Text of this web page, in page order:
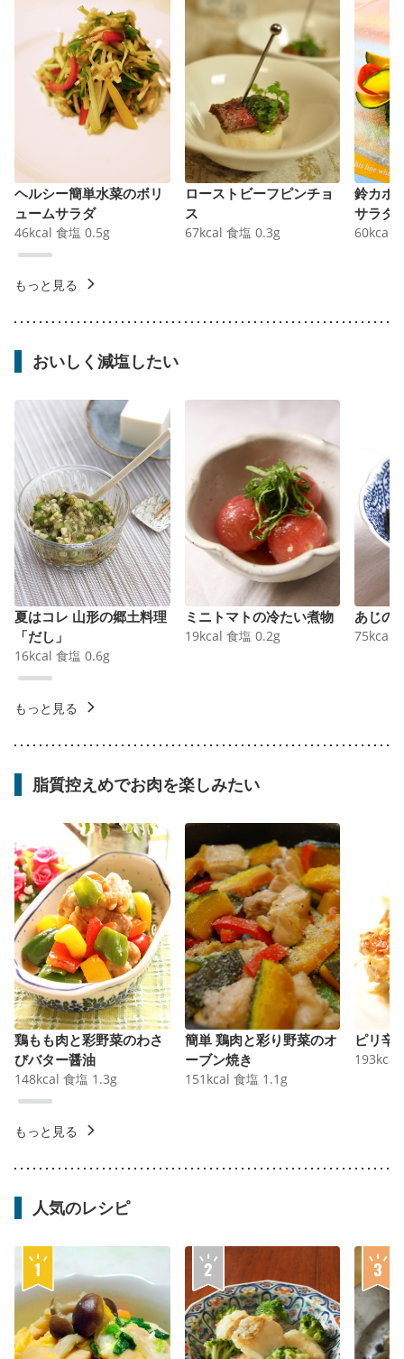
ヘルシー簡単水菜のボリ
ュームサラダ
46kcal 食塩 0.5g
ローストビーフピンチョ
ス
67kcal 食塩 0.3g
鈴カボ
サラダ
60kcal
もっと見る
おいしく減塩したい
夏はコレ 山形の郷土料理
「だし」
16kcal 食塩 0.6g
ミニトマトの冷たい煮物
19kcal 食塩 0.2g
あじの
75kcal
もっと見る
脂質控えめでお肉を楽しみたい
鶏もも肉と彩野菜のわさ
びバター醤油
148kcal 食塩 1.3g
簡単 鶏肉と彩り野菜のオ
ーブン焼き
151 kcal 食塩 1.1 g
ピリ辛
193kcal
もっと見る
人気のレシピ